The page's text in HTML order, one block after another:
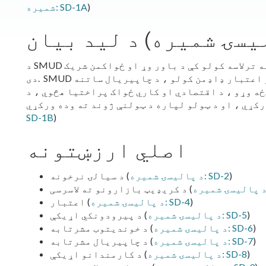
شمیره: SD-1A)
د SMUD لید د یو ټول شموله، صفر کاربن اقتصاد په ترلاسه کولو کې د باور وړ او ځواکمن شریک
دی. SMUD به د نوښت ګړندي کولو ، د انرژي ارزونې او اعتبار ډاډمن کولو ، د چاپیریال ساتنه
وړو ، د اقتصادي او کاري ځواک پراختیا هڅوي ، د
SD-1B)
اصلي ارزښتونه
د سیالۍ نرخونه ( د پالیسۍ شمیره: SD-2)
د کریډیټ بازارونو ته لاسرسی (
اعتبار (
د پالیسۍ شمیره: SD-4)
د پیرودونکي اړیکې (
د پالیسۍ شمیره: SD-5)
د خوندیتوب مشرتابه (
د پالیسۍ شمیره: SD-6)
د چاپیریال مشرتابه (
د پالیسۍ شمیره: SD-7)
د کارمندانو اړیکې (
د پالیسۍ شمیره: SD-8)